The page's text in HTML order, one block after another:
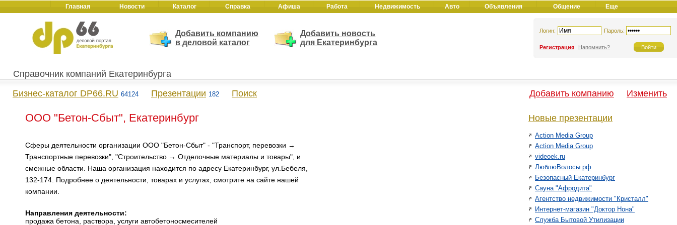
Главная Новости Каталог Справка Афиша Работа Недвижимость Авто Объявления Общение Еще
Добавить компанию
в деловой каталог
Добавить новость
для Екатеринбурга
Логин: Пароль:
Регистрация Напомнить?
Справочник компаний Екатеринбурга
Бизнес-каталог DP66.RU 64124 Презентации 182 Поиск Добавить компанию Изменить
ООО "Бетон-Сбыт", Екатеринбург
Сферы деятельности организации ООО "Бетон-Сбыт" - "Транспорт, перевозки →
Транспортные перевозки", "Строительство → Отделочные материалы и товары", и
смежные области. Наша организация находится по адресу Екатеринбург, ул.Бебеля,
132-174. Подробнее о деятельности, товарах и услугах, смотрите на сайте нашей
компании.
Направления деятельности:
продажа бетона, раствора, услуги автобетоносмесителей
Новые презентации
Action Media Group
Action Media Group
videoek.ru
ЛюблюВолосы.рф
Безопасный Екатеринбург
Сауна "Афродита"
Агентство недвижимости "Кристалл"
Интернет-магазин "Доктор Нона"
Служба Бытовой Утилизации